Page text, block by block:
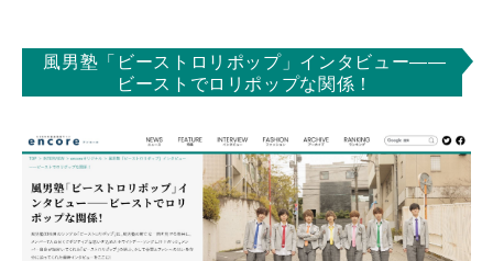
風男塾「ビーストロリポップ」インタビュー――
ビーストでロリポップな関係！